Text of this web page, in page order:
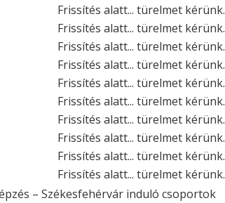
Frissítés alatt... türelmet kérünk.
Frissítés alatt... türelmet kérünk.
Frissítés alatt... türelmet kérünk.
Frissítés alatt... türelmet kérünk.
Frissítés alatt... türelmet kérünk.
Frissítés alatt... türelmet kérünk.
Frissítés alatt... türelmet kérünk.
Frissítés alatt... türelmet kérünk.
Frissítés alatt... türelmet kérünk.
Frissítés alatt... türelmet kérünk.
– Székesfehérvár induló csoportok